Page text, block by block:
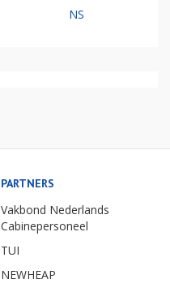
NS
PARTNERS
Vakbond Nederlands
Cabinepersoneel
TUI
NEWHEAP